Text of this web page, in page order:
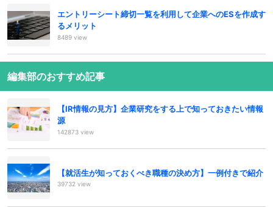
エントリーシート締切一覧を利用して企業へのESを作成す
るメリット
8489 view
編集部のおすすめ記事
【IR情報の見方】企業研究をする上で知っておきたい情報
源
142873 view
【就活生が知っておくべき職種の決め方】一例付きで紹介
39732 view